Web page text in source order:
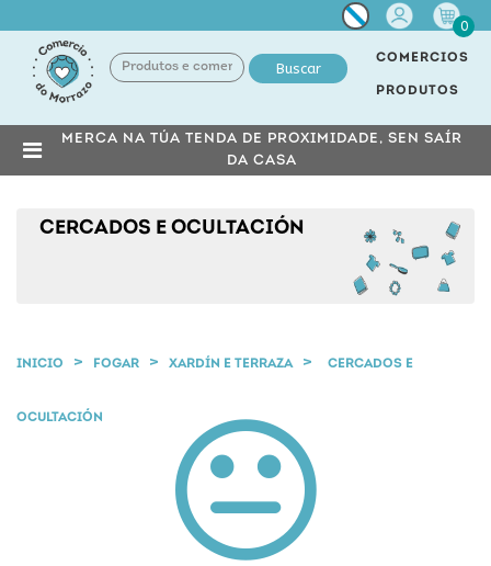
Miña
conta
0
Buscar
COMERCIOS
PRODUTOS
MERCA NA TÚA TENDA DE PROXIMIDADE, SEN SAÍR
DA CASA
CERCADOS E OCULTACIÓN
INICIO FOGAR XARDÍN E TERRAZA CERCADOS E
OCULTACIÓN